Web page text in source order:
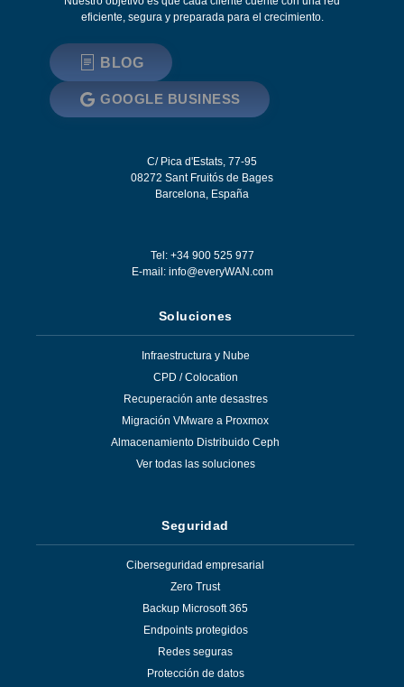
eficiente, segura y preparada para el crecimiento.
BLOG
GOOGLE BUSINESS
C/ Pica d'Estats, 77-95
08272 Sant Fruitós de Bages
Barcelona España
Tel: +34 900 525 977
E-mail: info@everyWAN.com
Soluciones
Infraestructura y Nube
CPD / Colocation
Recuperación ante desastres
Migración VMware a Proxmox
Almacenamiento Distribuido Ceph
Ver todas las soluciones
Seguridad
Ciberseguridad empresarial
Zero Trust
Backup Microsoft 365
Endpoints protegidos
Redes seguras
Protección de datos